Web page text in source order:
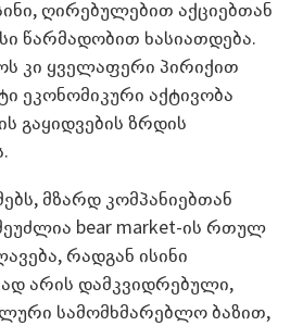
ღირებულებით აქციებთან
წარმადობით ხასიათდება.
კი ყველაფერი პირიქით
ეკონომიკური აქტივობა
გაყიდვების ზრდის
მზარდ კომპანიებთან
bear market-ის რთულ
რადგან ისინი
არის დამკვიდრებული,
სამომხმარებლო ბაზით,